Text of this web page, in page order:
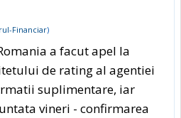
Financiar)
a facut apel la
de rating al agentiei
suplimentare, iar
vineri - confirmarea